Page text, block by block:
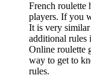
French roulette
players. If you
It is very similar
additional rules
Online roulette
way to get to
rules.